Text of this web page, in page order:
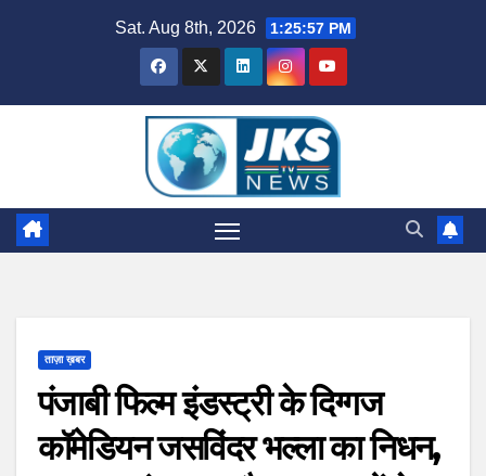
Sat. Aug 8th, 2026 1:25:58 PM
ताज़ा ख़बर
पंजाबी फिल्म इंडस्ट्री के दिग्गज
कॉमेडियन जसविंदर भल्ला का निधन,